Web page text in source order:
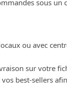
sous
ou avec
sur votre
best-sellers